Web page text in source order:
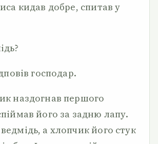
кидав добре, спитав у
господар.
наздогнав першого
його за задню лапу.
а хлопчик його стук